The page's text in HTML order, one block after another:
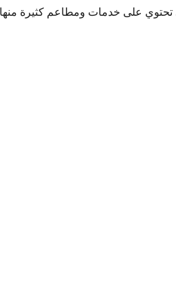
تحتوي على خدمات ومطاعم كثيرة